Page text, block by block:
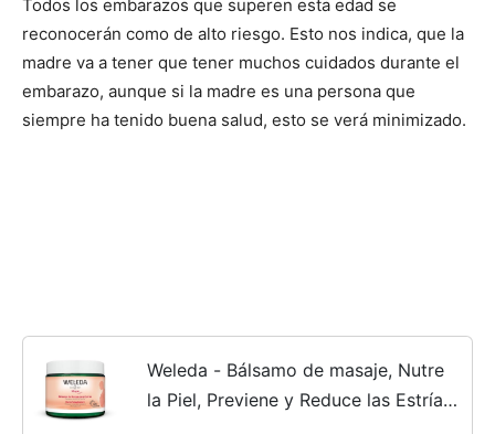
Todos los embarazos que superen esta edad se
reconocerán como de alto riesgo. Esto nos indica, que la
madre va a tener que tener muchos cuidados durante el
embarazo, aunque si la madre es una persona que
siempre ha tenido buena salud, esto se verá minimizado.
Weleda - Bálsamo de masaje, Nutre
la Piel, Previene y Reduce las Estrías,